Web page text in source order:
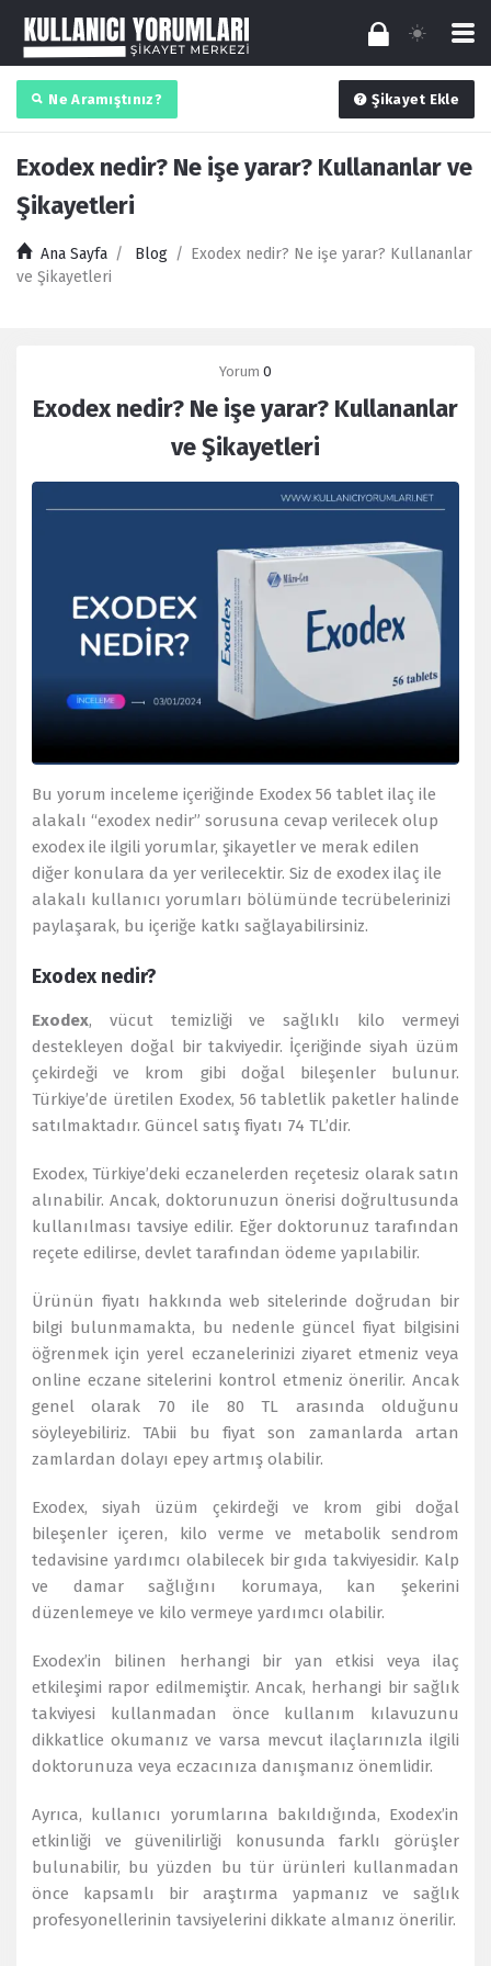
Ne Aramıştınız? Şikayet Ekle
Exodex nedir? Ne işe yarar? Kullananlar ve
Şikayetleri
Ana Sayfa / Blog / Exodex nedir? Ne işe yarar? Kullananlar
ve Şikayetleri
Yorum 0
Exodex nedir? Ne işe yarar? Kullananlar
ve Şikayetleri
Bu yorum inceleme içeriğinde Exodex 56 tablet ilaç ile
alakalı “exodex nedir” sorusuna cevap verilecek olup
exodex ile ilgili yorumlar, şikayetler ve merak edilen
diğer konulara da yer verilecektir. Siz de exodex ilaç ile
alakalı kullanıcı yorumları bölümünde tecrübelerinizi
paylaşarak, bu içeriğe katkı sağlayabilirsiniz.
Exodex nedir?
Exodex, vücut temizliği ve sağlıklı kilo vermeyi
destekleyen doğal bir takviyedir. İçeriğinde siyah üzüm
çekirdeği ve krom gibi doğal bileşenler bulunur.
Türkiye’de üretilen Exodex, 56 tabletlik paketler halinde
satılmaktadır. Güncel satış fiyatı 74 TL’dir.
Exodex, Türkiye’deki eczanelerden reçetesiz olarak satın
alınabilir. Ancak, doktorunuzun önerisi doğrultusunda
kullanılması tavsiye edilir. Eğer doktorunuz tarafından
reçete edilirse, devlet tarafından ödeme yapılabilir​.
Ürünün fiyatı hakkında web sitelerinde doğrudan bir
bilgi bulunmamakta, bu nedenle güncel fiyat bilgisini
öğrenmek için yerel eczanelerinizi ziyaret etmeniz veya
online eczane sitelerini kontrol etmeniz önerilir. Ancak
genel olarak 70 ile 80 TL arasında olduğunu
söyleyebiliriz. TAbii bu fiyat son zamanlarda artan
zamlardan dolayı epey artmış olabilir.
Exodex, siyah üzüm çekirdeği ve krom gibi doğal
bileşenler içeren, kilo verme ve metabolik sendrom
tedavisine yardımcı olabilecek bir gıda takviyesidir. Kalp
ve damar sağlığını korumaya, kan şekerini
düzenlemeye ve kilo vermeye yardımcı olabilir​.
Exodex’in bilinen herhangi bir yan etkisi veya ilaç
etkileşimi rapor edilmemiştir. Ancak, herhangi bir sağlık
takviyesi kullanmadan önce kullanım kılavuzunu
dikkatlice okumanız ve varsa mevcut ilaçlarınızla ilgili
doktorunuza veya eczacınıza danışmanız önemlidir​​.
Ayrıca, kullanıcı yorumlarına bakıldığında, Exodex’in
etkinliği ve güvenilirliği konusunda farklı görüşler
bulunabilir, bu yüzden bu tür ürünleri kullanmadan
önce kapsamlı bir araştırma yapmanız ve sağlık
profesyonellerinin tavsiyelerini dikkate almanız önerilir​​.